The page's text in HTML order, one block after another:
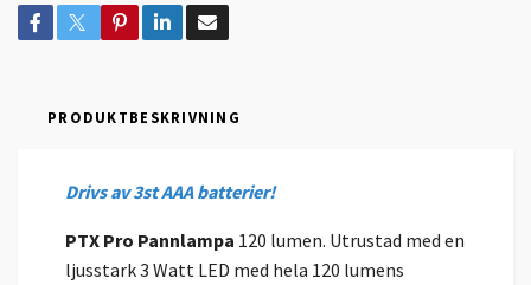
PRODUKTBESKRIVNING
Drivs av 3st AAA batterier!
PTX Pro Pannlampa 120 lumen. Utrustad med en
ljusstark 3 Watt LED med hela 120 lumens